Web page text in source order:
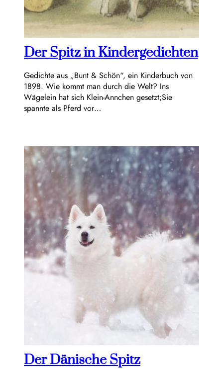
Der Spitz in Kindergedichten
Gedichte aus „Bunt & Schön“, ein Kinderbuch von
1898. Wie kommt man durch die Welt? Ins
Wägelein hat sich Klein-Annchen gesetzt;Sie
spannte als Pferd vor…
Der Dänische Spitz